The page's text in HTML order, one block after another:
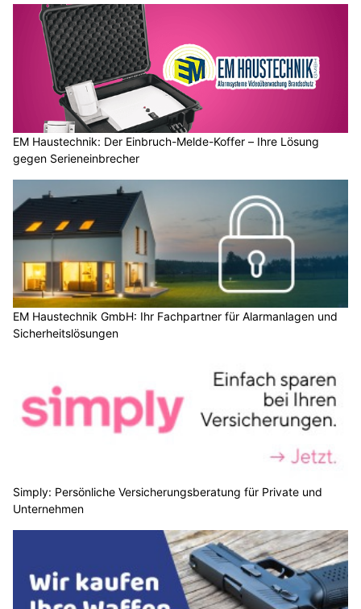
EM Haustechnik: Der Einbruch-Melde-Koffer – Ihre Lösung
gegen Serieneinbrecher
EM Haustechnik GmbH: Ihr Fachpartner für Alarmanlagen und
Sicherheitslösungen
Simply: Persönliche Versicherungsberatung für Private und
Unternehmen